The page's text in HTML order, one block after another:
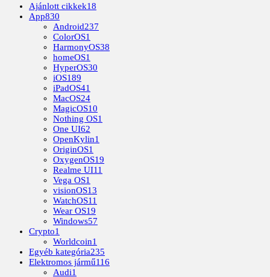
Ajánlott cikkek18
App830
Android237
ColorOS1
HarmonyOS38
homeOS1
HyperOS30
iOS189
iPadOS41
MacOS24
MagicOS10
Nothing OS1
One UI62
OpenKylin1
OriginOS1
OxygenOS19
Realme UI11
Vega OS1
visionOS13
WatchOS11
Wear OS19
Windows57
Crypto1
Worldcoin1
Egyéb kategória235
Elektromos jármű116
Audi1